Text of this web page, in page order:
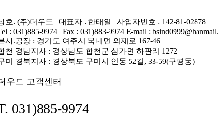
호: (주)더우드 | 대표자 : 한태일 | 사업자번호 : 142-81-02878
: 031)885-9974 | Fax : 031)883-9974 E-mail :
사.공장 : 경기도 여주시 북내면 외재로 167-46
천 경남지사 : 경상남도 합천군 삼가면 하판리 1272
미 경북지사 : 경상북도 구미시 인동 52길, 33-59(구평동)
우드 고객센터
031)885-9974